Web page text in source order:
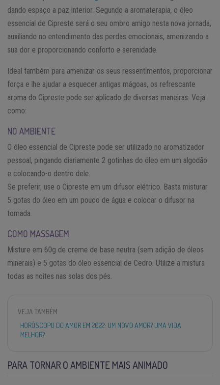
dando espaço a paz interior. Segundo a aromaterapia, o óleo
essencial de Cipreste será o seu ombro amigo nesta nova jornada,
auxiliando no entendimento das perdas emocionais, amenizando a
sua dor e proporcionando conforto e serenidade.
Ideal também para amenizar os seus ressentimentos, proporcionar
força e lhe ajudar a esquecer antigas mágoas, os refrescante
aroma do Cipreste pode ser aplicado de diversas maneiras. Veja
como:
NO AMBIENTE
O óleo essencial de Cipreste pode ser utilizado no aromatizador
pessoal, pingando diariamente 2 gotinhas do óleo em um algodão
e colocando-o dentro dele.
Se preferir, use o Cipreste em um difusor elétrico. Basta misturar
5 gotas do óleo em um pouco de água e colocar o difusor na
tomada.
COMO MASSAGEM
Misture em 60g de creme de base neutra (sem adição de óleos
minerais) e 5 gotas do óleo essencial de Cedro. Utilize a mistura
todas as noites nas solas dos pés.
VEJA TAMBÉM
HORÓSCOPO DO AMOR EM 2022: UM NOVO AMOR? UMA VIDA
MELHOR?
PARA TORNAR O AMBIENTE MAIS ANIMADO